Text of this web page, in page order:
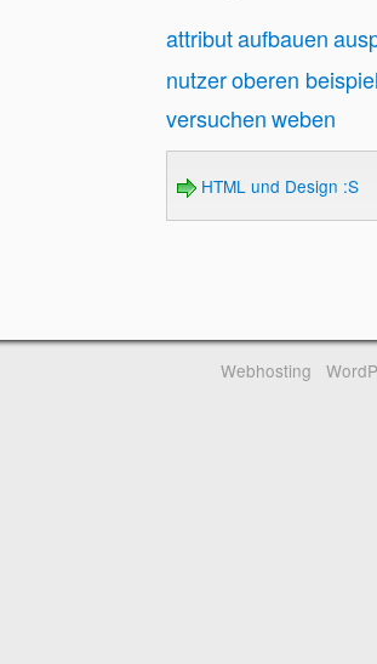
attributaufbauen
nutzeroberen beispiel
versuchenweben
HTML und Design :S
Webhosting